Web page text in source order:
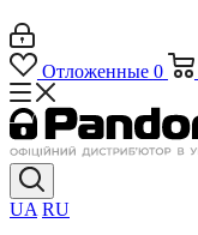
Отложенные 0
UA RU